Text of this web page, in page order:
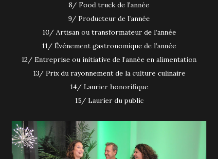
8/ Food truck de l’année
9/ Producteur de l’année
10/ Artisan ou transformateur de l’année
11/ Événement gastronomique de l’année
12/ Entreprise ou initiative de l’année en alimentation
13/ Prix du rayonnement de la culture culinaire
14/ Laurier honorifique
15/ Laurier du public